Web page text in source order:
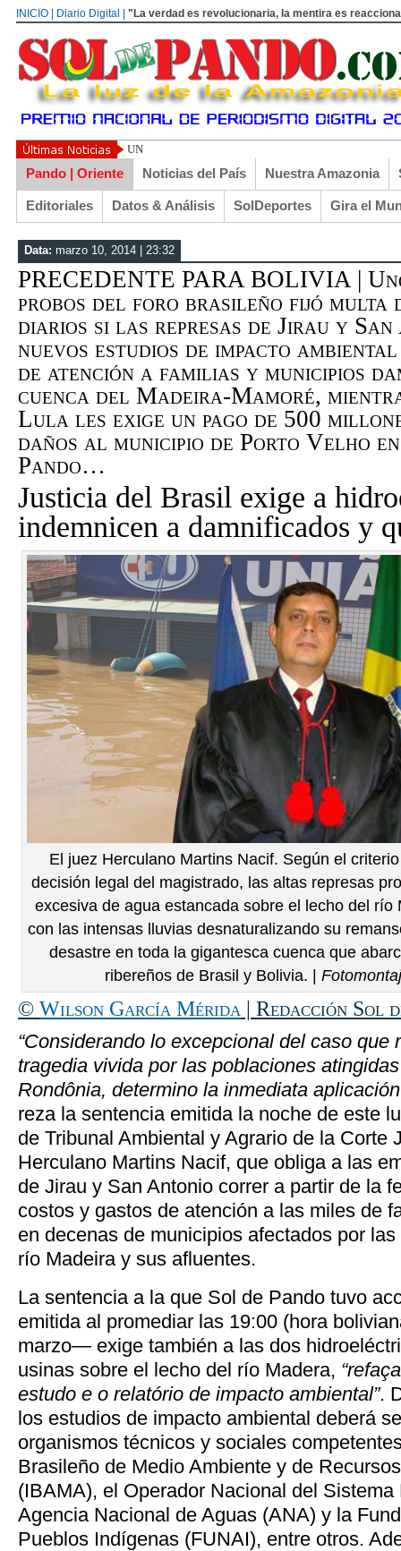
INICIO | Diario Digital | "La verdad es revolucionaria, la mentira es
UN LIBERTARIO LLAMADO EL TURI TORRICO
Pando | Oriente Noticias del País Nuestra Amazonia
Editoriales Datos & Análisis SolDeportes Gira el
Data: marzo 10, 2014 | 23:32
PRECEDENTE PARA BOLIVIA |
probos del foro brasileño fijó multa
diarios si las represas de Jirau y
nuevos estudios de impacto
de atención a familias y municipios
cuenca del Madeira-Mamoré,
Lula les exige un pago de 500
daños al municipio de Porto Velho
Pando…
Justicia del Brasil exige a
indemnicen a damnificados y
El juez Herculano Martins Nacif. Según el
decisión legal del magistrado, las altas represas
excesiva de agua estancada sobre el lecho del río
con las intensas lluvias desnaturalizando su
desastre en toda la gigantesca cuenca que
ribereños de Brasil y Bolivia. |
© Wilson García Mérida | Redacción Sol
“Considerando lo excepcional del caso que
tragedia vivida por las poblaciones
Rondônia, determino la inmediata
reza la sentencia emitida la noche de este
de Tribunal Ambiental y Agrario de la Corte
Herculano Martins Nacif, que obliga a las
de Jirau y San Antonio correr a partir de la
costos y gastos de atención a las miles de
en decenas de municipios afectados por
río Madeira y sus afluentes.
La sentencia a la que Sol de Pando tuvo
emitida al promediar las 19:00 (hora
marzo— exige también a las dos
usinas sobre el lecho del río Madera,
estudo e o relatório de impacto ambiental”.
los estudios de impacto ambiental deberá
organismos técnicos y sociales
Brasileño de Medio Ambiente y de
(IBAMA), el Operador Nacional del
Agencia Nacional de Aguas (ANA) y la
Pueblos Indígenas (FUNAI), entre otros.